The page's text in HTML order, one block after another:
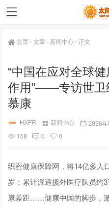
首页-文章- 新闻中心- 正文
“中国在应对全球
作用”——专访世卫
慕康
HXPR 新闻中心
2026
158
0 0
织密健康保障网，将14亿多人
岁；累计派遣援外医疗队员约
康差距……健康中国的脚步，